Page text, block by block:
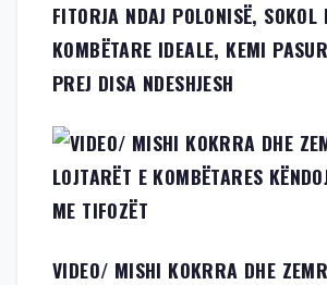
FITORJA NDAJ POLONISË, SOKOL
KOMBËTARE IDEALE, KEMI
PREJ DISA NDESHJESH
VIDEO/ MISHI KOKRRA DHE